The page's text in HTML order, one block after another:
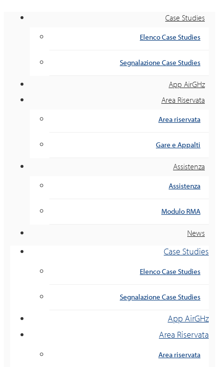
Case Studies
Elenco Case Studies
Segnalazione Case Studies
App AirGHz
Area Riservata
Area riservata
Gare e Appalti
Assistenza
Assistenza
Modulo RMA
News
Case Studies
Elenco Case Studies
Segnalazione Case Studies
App AirGHz
Area Riservata
Area riservata